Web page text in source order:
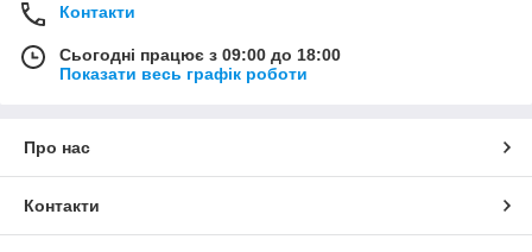
Контакти
Сьогодні працює з 09:00 до 18:00
Показати весь графік роботи
Про нас
Контакти